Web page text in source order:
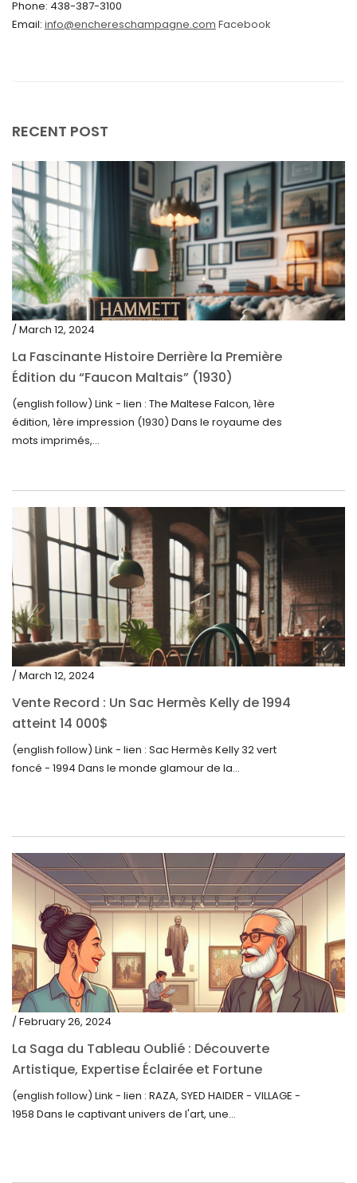
September 2019
Phone: 438-387-3100
Email: info@enchereschampagne.com Facebook
RECENT POST
/ March 12, 2024
La Fascinante Histoire Derrière la Première
Édition du “Faucon Maltais” (1930)
(english follow) Link - lien : The Maltese Falcon, 1ère
édition, 1ère impression (1930) Dans le royaume des
mots imprimés,...
/ March 12, 2024
Vente Record : Un Sac Hermès Kelly de 1994
atteint 14 000$
(english follow) Link - lien : Sac Hermès Kelly 32 vert
foncé - 1994 Dans le monde glamour de la...
/ February 26, 2024
La Saga du Tableau Oublié : Découverte
Artistique, Expertise Éclairée et Fortune
Inattendue
(english follow) Link - lien : RAZA, SYED HAIDER - VILLAGE -
1958 Dans le captivant univers de l'art, une...